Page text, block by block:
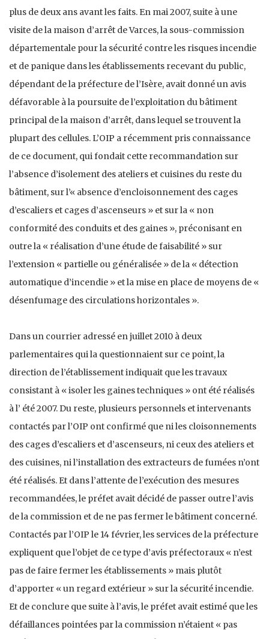
plus de deux ans avant les faits. En mai 2007, suite à une
visite de la maison d’arrêt de Varces, la sous-commission
départementale pour la sécurité contre les risques incendie
et de panique dans les établissements recevant du public,
dépendant de la préfecture de l’Isère, avait donné un avis
défavorable à la poursuite de l’exploitation du bâtiment
principal de la maison d’arrêt, dans lequel se trouvent la
plupart des cellules. L’OIP a récemment pris connaissance
de ce document, qui fondait cette recommandation sur
l’absence d’isolement des ateliers et cuisines du reste du
bâtiment, sur l’« absence d’encloisonnement des cages
d’escaliers et cages d’ascenseurs » et sur la « non
conformité des conduits et des gaines », préconisant en
outre la « réalisation d’une étude de faisabilité » sur
l’extension « partielle ou généralisée » de la « détection
automatique d’incendie » et la mise en place de moyens de «
désenfumage des circulations horizontales ».
Dans un courrier adressé en juillet 2010 à deux
parlementaires qui la questionnaient sur ce point, la
direction de l’établissement indiquait que les travaux
consistant à « isoler les gaines techniques » ont été réalisés
à l’ été 2007. Du reste, plusieurs personnels et intervenants
contactés par l’OIP ont confirmé que ni les cloisonnements
des cages d’escaliers et d’ascenseurs, ni ceux des ateliers et
des cuisines, ni l’installation des extracteurs de fumées n’ont
été réalisés. Et dans l’attente de l’exécution des mesures
recommandées, le préfet avait décidé de passer outre l’avis
de la commission et de ne pas fermer le bâtiment concerné.
Contactés par l’OIP le 14 février, les services de la préfecture
expliquent que l’objet de ce type d’avis préfectoraux « n’est
pas de faire fermer les établissements » mais plutôt
d’apporter « un regard extérieur » sur la sécurité incendie.
Et de conclure que suite à l’avis, le préfet avait estimé que les
défaillances pointées par la commission n’étaient « pas